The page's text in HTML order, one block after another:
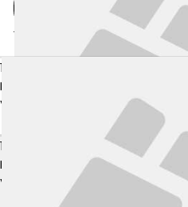
výhra
10. 04. 2010
PROFESIONÁLNÍ ZÁPAS MMA
Výsledek:
Submission (Rear-
17. 10. 2009
Paul Croft
PROFESIONÁLNÍ ZÁPAS MMA
Výsledek:
TKO (Punches), 1. kolo